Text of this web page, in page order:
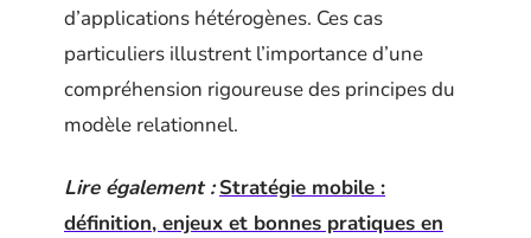
d’applications hétérogènes. Ces cas
particuliers illustrent l’importance d’une
compréhension rigoureuse des principes du
modèle relationnel.
Lire également : Stratégie mobile :
définition, enjeux et bonnes pratiques en